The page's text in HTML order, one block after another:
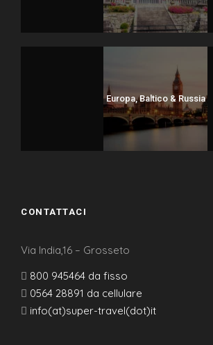
Europa, Baltico & Russia
CONTATTACI
Via India,16 – Grosseto
800 945464 da fisso
0564 28891 da cellulare
info(at)super-travel(dot)it